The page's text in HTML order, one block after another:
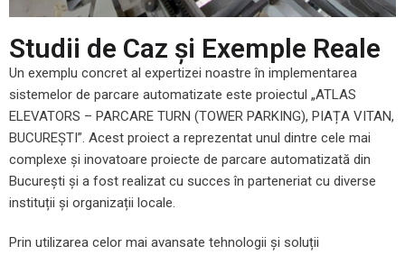
Studii de Caz și Exemple Reale
Un exemplu concret al expertizei noastre în implementarea
sistemelor de parcare automatizate este proiectul „ATLAS
ELEVATORS – PARCARE TURN (TOWER PARKING), PIAȚA VITAN,
BUCUREȘTI”. Acest proiect a reprezentat unul dintre cele mai
complexe și inovatoare proiecte de parcare automatizată din
București și a fost realizat cu succes în parteneriat cu diverse
instituții și organizații locale.
Prin utilizarea celor mai avansate tehnologii și soluții